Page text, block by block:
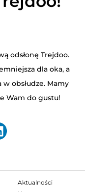
odsłonę Trejdoo.
dla oka, a
obsłudze. Mamy
Wam do gustu!
Aktualności